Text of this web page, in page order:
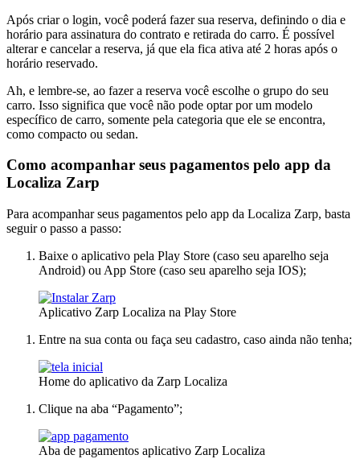
Após criar o login, você poderá fazer sua reserva, definindo o dia e
horário para assinatura do contrato e retirada do carro. É possível
alterar e cancelar a reserva, já que ela fica ativa até 2 horas após o
horário reservado.
Ah, e lembre-se, ao fazer a reserva você escolhe o grupo do seu
carro. Isso significa que você não pode optar por um modelo
específico de carro, somente pela categoria que ele se encontra,
como compacto ou sedan.
Como acompanhar seus pagamentos pelo app da
Localiza Zarp
Para acompanhar seus pagamentos pelo app da Localiza Zarp, basta
seguir o passo a passo:
Baixe o aplicativo pela Play Store (caso seu aparelho seja
Android) ou App Store (caso seu aparelho seja IOS);
Aplicativo Zarp Localiza na Play Store
Entre na sua conta ou faça seu cadastro, caso ainda não tenha;
Home do aplicativo da Zarp Localiza
Clique na aba “Pagamento”;
Aba de pagamentos aplicativo Zarp Localiza